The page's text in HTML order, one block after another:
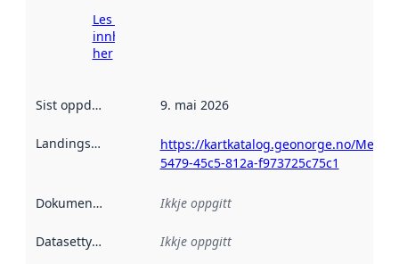
Les meir om
innhenting
her
Sist oppdatert 9. mai 2026
Landingsside
https://kartkatalog.geonorge.no/
5479-45c5-812a-f973725c75c1
Dokumentasjon Ikkje oppgitt
Datasettype Ikkje oppgitt